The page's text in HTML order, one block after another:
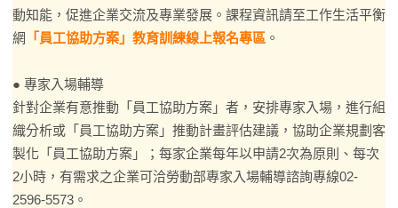
動知能，促進企業交流及專業發展。課程資訊請至工作生活平衡
網
「員工協助方案」教育訓練線上報名專區 。
● 專家入場輔導
針對企業有意推動「員工協助方案」者，安排專家入場，進行組
織分析或「員工協助方案」推動計畫評估建議，協助企業規劃客
製化「員工協助方案」；每家企業每年以申請2次為原則、每次
2小時，有需求之企業可洽勞動部專家入場輔導諮詢專線02-
2596-5573。